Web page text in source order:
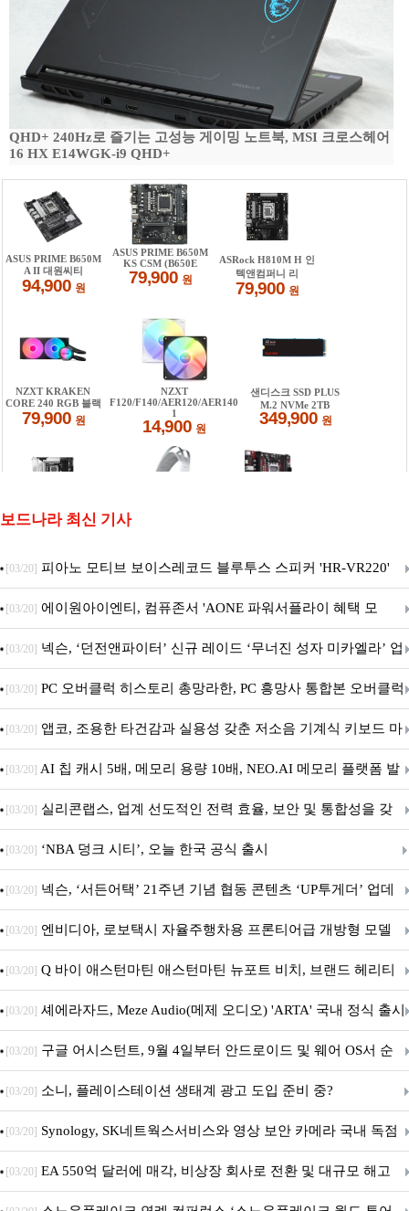
QHD+ 240Hz로 즐기는 고성능 게이밍 노트북, MSI 크로스헤어
16 HX E14WGK-i9 QHD+
보드나라 최신 기사
[03/20] 피아노 모티브 보이스레코드 블루투스 스피커 'HR-VR220'
출시
[03/20] 에이원아이엔티, 컴퓨존서 'AONE 파워서플라이 혜택 모
음.ZIP' 이벤트 진행
[03/20] 넥슨, ‘던전앤파이터’ 신규 레이드 ‘무너진 성자 미카엘라’ 업
데이트!
[03/20] PC 오버클럭 히스토리 총망라한, PC 흥망사 통합본 오버클럭
특집(1-4편)
[03/20] 앱코, 조용한 타건감과 실용성 갖춘 저소음 기계식 키보드 마
우스 세트 'KM580' 출시
[03/20] AI 칩 캐시 5배, 메모리 용량 10배, NEO.AI 메모리 플랫폼 발
표
[03/20] 실리콘랩스, 업계 선도적인 전력 효율, 보안 및 통합성을 갖
춘 초저전력 블루투스 LE SoC ‘BG2B’ 공개
[03/20] ‘NBA 덩크 시티’, 오늘 한국 공식 출시
[03/20] 넥슨, ‘서든어택’ 21주년 기념 협동 콘텐츠 ‘UP투게더’ 업데
이트
[03/20] 엔비디아, 로보택시 자율주행차용 프론티어급 개방형 모델
‘알파마요 2 슈퍼’ 상업적 이용 가능
[03/20] Q 바이 애스턴마틴 애스턴마틴 뉴포트 비치, 브랜드 헤리티
지 담은 ‘헤리티지 에디션 컬렉션’ 공개
[03/20] 셰에라자드, Meze Audio(메제 오디오) 'ARTA' 국내 정식 출시
[03/20] 구글 어시스턴트, 9월 4일부터 안드로이드 및 웨어 OS서 순
차 서비스 종료
[03/20] 소니, 플레이스테이션 생태계 광고 도입 준비 중?
[03/20] Synology, SK네트웍스서비스와 영상 보안 카메라 국내 독점
판매 파트너십 체결
[03/20] EA 550억 달러에 매각, 비상장 회사로 전환 및 대규모 해고